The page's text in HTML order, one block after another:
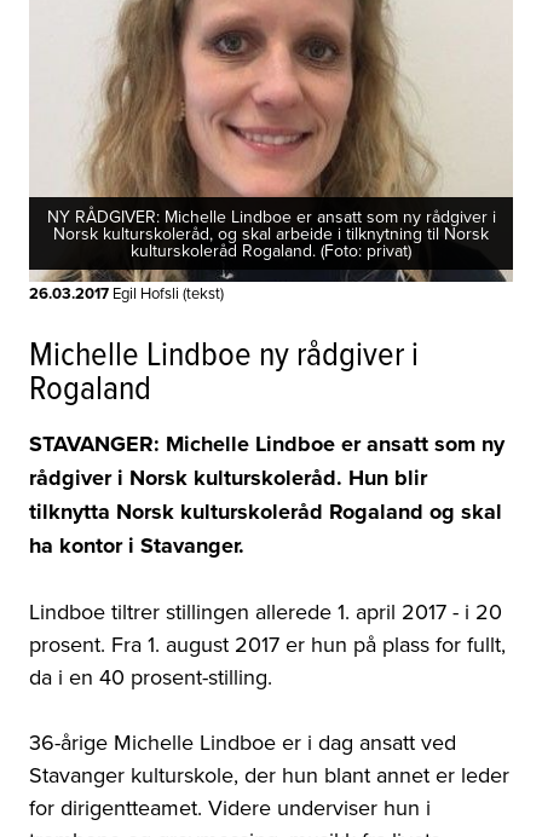
NY RÅDGIVER: Michelle Lindboe er ansatt som ny rådgiver i
Norsk kulturskoleråd, og skal arbeide i tilknytning til Norsk
kulturskoleråd Rogaland. (Foto: privat)
26.03.2017 Egil Hofsli (tekst)
Michelle Lindboe ny rådgiver i
Rogaland
STAVANGER: Michelle Lindboe er ansatt som ny
rådgiver i Norsk kulturskoleråd. Hun blir
tilknytta Norsk kulturskoleråd Rogaland og skal
ha kontor i Stavanger.
Lindboe tiltrer stillingen allerede 1. april 2017 - i 20
prosent. Fra 1. august 2017 er hun på plass for fullt,
da i en 40 prosent-stilling.
36-årige Michelle Lindboe er i dag ansatt ved
Stavanger kulturskole, der hun blant annet er leder
for dirigentteamet. Videre underviser hun i